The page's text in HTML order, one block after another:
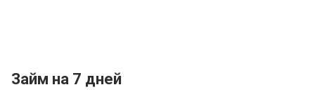
Займ на 7 дней